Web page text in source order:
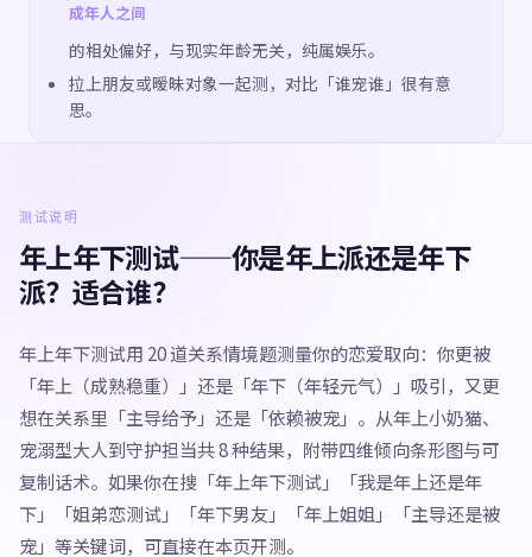
成年人之间
的相处偏好，与现实年龄无关，纯属娱乐。
拉上朋友或暧昧对象一起测，对比「谁宠谁」很有意
思。
测试说明
年上年下测试——你是年上派还是年下
派？适合谁？
年上年下测试用 20 道关系情境题测量你的恋爱取向：你更被
「年上（成熟稳重）」还是「年下（年轻元气）」吸引，又更
想在关系里「主导给予」还是「依赖被宠」。从年上小奶猫、
宠溺型大人到守护担当共 8 种结果，附带四维倾向条形图与可
复制话术。如果你在搜「年上年下测试」「我是年上还是年
下」「姐弟恋测试」「年下男友」「年上姐姐」「主导还是被
宠」等关键词，可直接在本页开测。